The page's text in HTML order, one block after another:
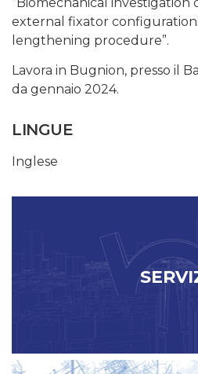
external fixator
lengthening procedure”.
Lavora in Bugnion, presso il
da gennaio 2024.
LINGUE
Inglese